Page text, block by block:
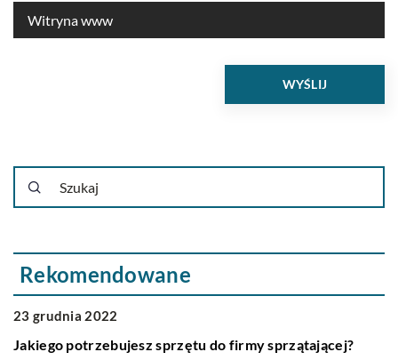
Rekomendowane
LIFE & STYLE
23 grudnia 2022
Jakiego potrzebujesz sprzętu do firmy sprzątającej?